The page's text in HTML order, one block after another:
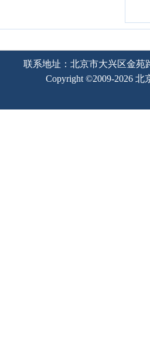
联系地址：北京市大兴区金苑
Copyright ©2009-2026 北